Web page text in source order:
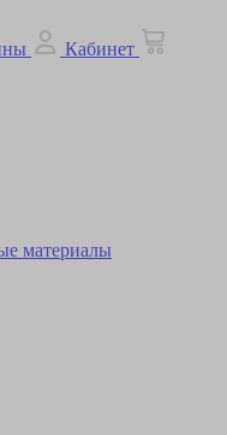
Кабинет
материалы